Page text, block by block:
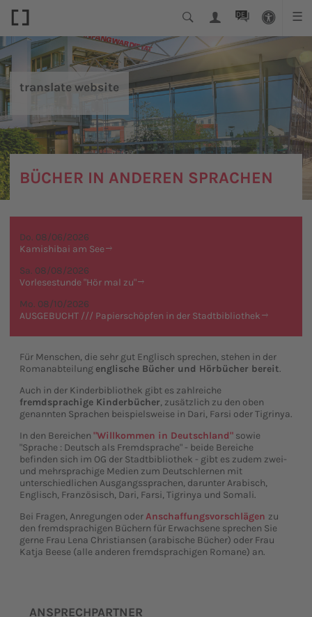
☰
DE
translate website
BÜCHER IN ANDEREN SPRACHEN
Do. 08/06/2026
Kamishibai am See
Sa. 08/08/2026
Vorlesestunde "Hör mal zu"
Mo. 08/10/2026
AUSGEBUCHT /// Papierschöpfen in der Stadtbibliothek
Für Menschen, die sehr gut Englisch sprechen, stehen in der
Romanabteilung englische Bücher und Hörbücher bereit.
Auch in der Kinderbibliothek gibt es zahlreiche
fremdsprachige Kinderbücher, zusätzlich zu den oben
genannten Sprachen beispielsweise in Dari, Farsi oder Tigrinya.
In den Bereichen "Willkommen in Deutschland" sowie
"Sprache : Deutsch als Fremdsprache" - beide Bereiche
befinden sich im OG der Stadtbibliothek - gibt es zudem zwei-
und mehrsprachige Medien zum Deutschlernen mit
unterschiedlichen Ausgangssprachen, darunter Arabisch,
Englisch, Französisch, Dari, Farsi, Tigrinya und Somali.
Bei Fragen, Anregungen oderAnschaffungsvorschlägen zu
den fremdsprachigen Büchern für Erwachsene sprechen Sie
gerne Frau Lena Christiansen (arabische Bücher) oder Frau
Katja Beese (alle anderen fremdsprachigen Romane) an.
ANSPRECHPARTNER